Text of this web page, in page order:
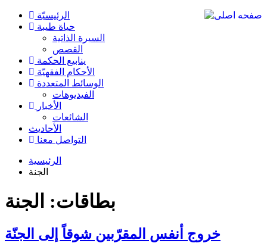
الرئیسیّة
حياة طيبة
السيرة الذاتية
القصص
ينابيع الحكمة
الأحکام الفقهیّة
الوسائط المتعددة
الفیدیوهات
الأخبار
الشائعات
الأحادیث
التواصل معنا
الرئيسية
الجنة
بطاقات: الجنة
خروج أنفس المقرّبين شوقاً إلى الجنّة